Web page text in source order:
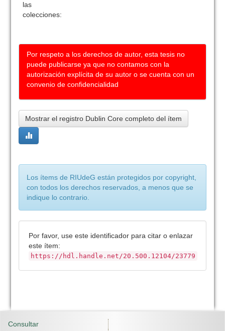
las
colecciones:
Por respeto a los derechos de autor, esta tesis no
puede publicarse ya que no contamos con la
autorización explícita de su autor o se cuenta con un
convenio de confidencialidad
Mostrar el registro Dublin Core completo del ítem
Los ítems de RIUdeG están protegidos por copyright,
con todos los derechos reservados, a menos que se
indique lo contrario.
Por favor, use este identificador para citar o enlazar
este ítem:
https://hdl.handle.net/20.500.12104/23779
Consultar